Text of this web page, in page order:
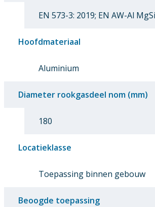
EN 573-3: 2019; EN AW-Al MgSi
Hoofdmateriaal
Aluminium
Diameter rookgasdeel nom (mm)
180
Locatieklasse
Toepassing binnen gebouw
Beoogde toepassing